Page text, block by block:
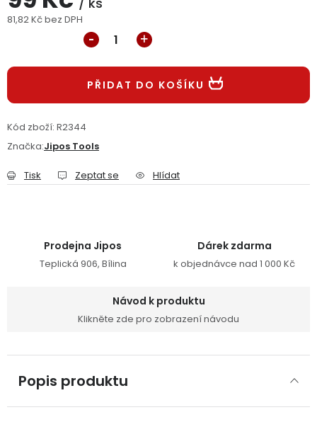
Reklamační formulář Odstoupení ve lhůtě 14 dní
Obchodní podmínky Reklamační řád
81,82 Kč bez DPH
PŘIDAT DO KOŠÍKU
Kód zboží: R2344
Značka:Jipos Tools
Tisk Zeptat se Hlídat
Prodejna Jipos
Teplická 906, Bílina
Dárek zdarma
k objednávce nad 1 000 Kč
Návod k produktu
Klikněte zde pro zobrazení návodu
Popis produktu